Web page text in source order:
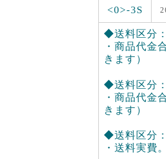
<0>-3S
◆送料区分
・商品代金
きます）
◆送料区分
・商品代金
きます）
◆送料区分
・送料実費